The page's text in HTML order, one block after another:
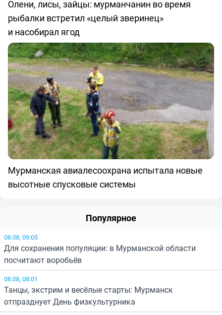
Олени, лисы, зайцы: мурманчанин во время
рыбалки встретил «целый зверинец»
и насобирал ягод
Мурманская авиалесоохрана испытала новые
высотные спусковые системы
Популярное
08.08, 09:05
Для сохранения популяции: в Мурманской области
посчитают воробьёв
08.08, 08:01
Танцы, экстрим и весёлые старты: Мурманск
отпразднует День физкультурника